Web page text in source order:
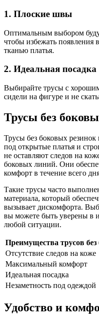
1. Плоские швы
Оптимальным выбором
чтобы избежать появления
тканью платья.
2. Идеальная посадка
Выбирайте трусы с
сидели на фигуре и не
Трусы без
Трусы без боковых
под открытые платья и
не оставляют следов на
боковых линий. Они
комфорт в течение всего
Такие трусы часто
материала, который
вызывает дискомфорта.
вы можете быть уверены в
любой ситуации.
Преимущества трусов
Отсутствие следов на коже
Максимальный комфорт
Идеальная посадка
Незаметность под одеждой
Удобство и